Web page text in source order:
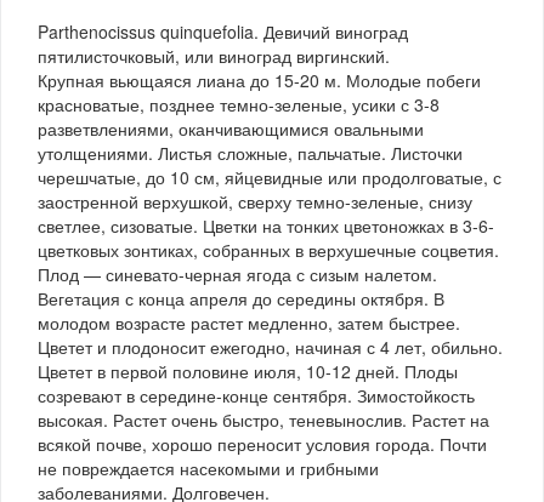
Parthenocissus quinquefolia. Девичий виноград
пятилисточковый, или виноград виргинский.
Крупная вьющаяся лиана до 15-20 м. Молодые побеги
красноватые, позднее темно-зеленые, усики с 3-8
разветвлениями, оканчивающимися овальными
утолщениями. Листья сложные, пальчатые. Листочки
черешчатые, до 10 см, яйцевидные или продолговатые, с
заостренной верхушкой, сверху темно-зеленые, снизу
светлее, сизоватые. Цветки на тонких цветоножках в 3-6-
цветковых зонтиках, собранных в верхушечные соцветия.
Плод — синевато-черная ягода с сизым налетом.
Вегетация с конца апреля до середины октября. В
молодом возрасте растет медленно, затем быстрее.
Цветет и плодоносит ежегодно, начиная с 4 лет, обильно.
Цветет в первой половине июля, 10-12 дней. Плоды
созревают в середине-конце сентября. Зимостойкость
высокая. Растет очень быстро, теневынослив. Растет на
всякой почве, хорошо переносит условия города. Почти
не повреждается насекомыми и грибными
заболеваниями. Долговечен.